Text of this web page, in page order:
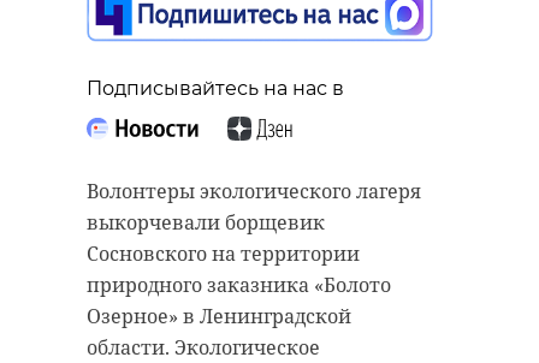
Подписывайтесь на нас в
Волонтеры экологического лагеря
выкорчевали борщевик
Сосновского на территории
природного заказника «Болото
Озерное» в Ленинградской
области. Экологическое